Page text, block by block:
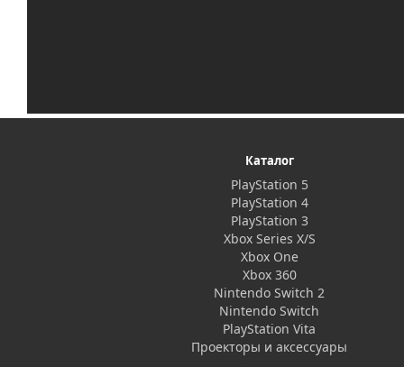
Каталог
PlayStation 5
PlayStation 4
PlayStation 3
Xbox Series X/S
Xbox One
Xbox 360
Nintendo Switch 2
Nintendo Switch
PlayStation Vita
Проекторы и аксессуары